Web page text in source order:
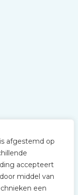
afgestemd op
accepteert
middel van
een